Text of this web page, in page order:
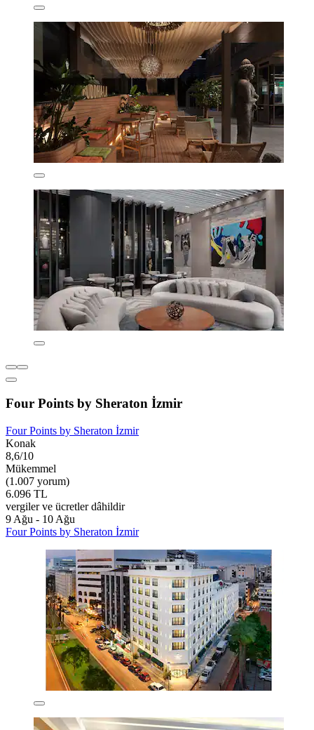
Four Points by Sheraton İzmir
Four Points by Sheraton İzmir
Konak
8,6/10
Mükemmel
(1.007 yorum)
6.096 TL
vergiler ve ücretler dâhildir
9 Ağu - 10 Ağu
Four Points by Sheraton İzmir